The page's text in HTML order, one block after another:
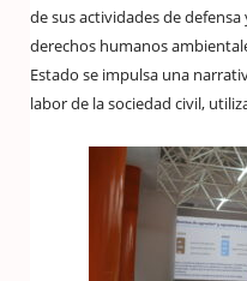
de sus actividades de
derechos humanos
Estado se impulsa una
labor de la sociedad civil,